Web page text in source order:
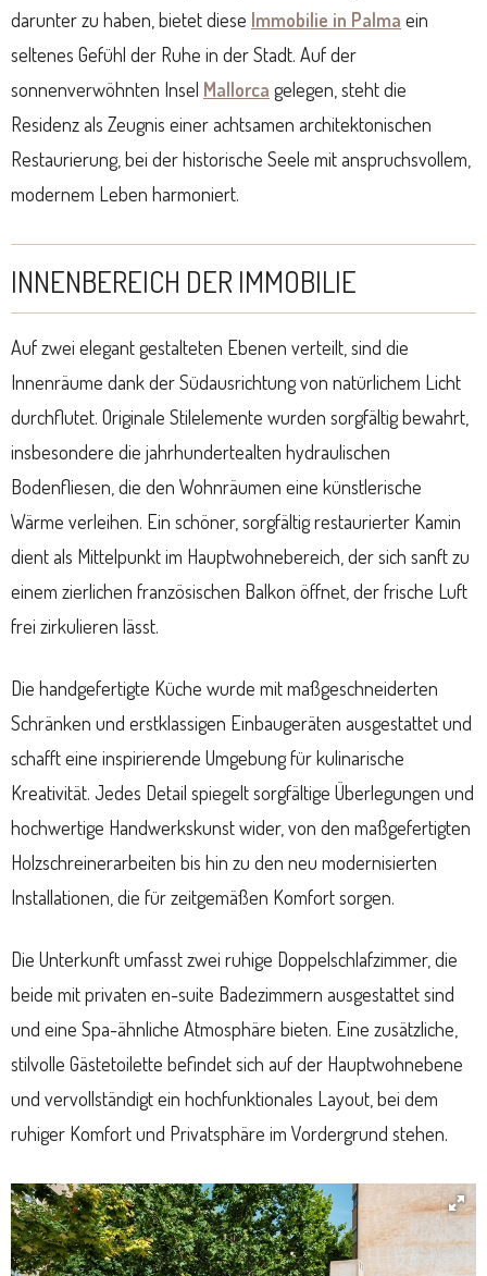
darunter zu haben, bietet diese Immobilie in Palma ein
seltenes Gefühl der Ruhe in der Stadt. Auf der
sonnenverwöhnten Insel Mallorca gelegen, steht die
Residenz als Zeugnis einer achtsamen architektonischen
Restaurierung, bei der historische Seele mit anspruchsvollem,
modernem Leben harmoniert.
INNENBEREICH DER IMMOBILIE
Auf zwei elegant gestalteten Ebenen verteilt, sind die
Innenräume dank der Südausrichtung von natürlichem Licht
durchflutet. Originale Stilelemente wurden sorgfältig bewahrt,
insbesondere die jahrhundertealten hydraulischen
Bodenfliesen, die den Wohnräumen eine künstlerische
Wärme verleihen. Ein schöner, sorgfältig restaurierter Kamin
dient als Mittelpunkt im Hauptwohnebereich, der sich sanft zu
einem zierlichen französischen Balkon öffnet, der frische Luft
frei zirkulieren lässt.
Die handgefertigte Küche wurde mit maßgeschneiderten
Schränken und erstklassigen Einbaugeräten ausgestattet und
schafft eine inspirierende Umgebung für kulinarische
Kreativität. Jedes Detail spiegelt sorgfältige Überlegungen und
hochwertige Handwerkskunst wider, von den maßgefertigten
Holzschreinerarbeiten bis hin zu den neu modernisierten
Installationen, die für zeitgemäßen Komfort sorgen.
Die Unterkunft umfasst zwei ruhige Doppelschlafzimmer, die
beide mit privaten en-suite Badezimmern ausgestattet sind
und eine Spa-ähnliche Atmosphäre bieten. Eine zusätzliche,
stilvolle Gästetoilette befindet sich auf der Hauptwohnebene
und vervollständigt ein hochfunktionales Layout, bei dem
ruhiger Komfort und Privatsphäre im Vordergrund stehen.